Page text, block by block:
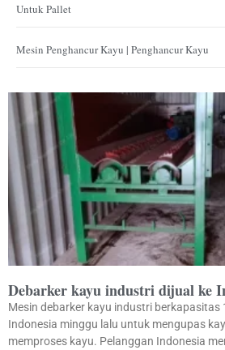
Untuk Pallet
Mesin Penghancur Kayu | Penghancur Kayu
Debarker kayu industri dijual ke
Mesin debarker kayu industri
Indonesia minggu lalu untuk mengupas
memproses kayu. Pelanggan Indonesia